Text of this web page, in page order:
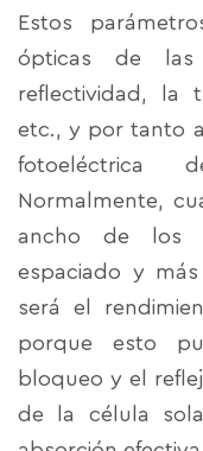
Estos
ópticas de las
reflectividad, la
etc., y por tanto
fotoeléctrica
Normalmente,
ancho de los
espaciado y
será el
porque esto
bloqueo y el
de la célula